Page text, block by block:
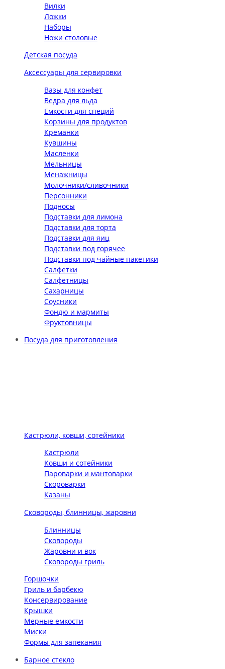
Вилки
Ложки
Наборы
Ножи столовые
Детская посуда
Аксессуары для сервировки
Вазы для конфет
Ведра для льда
Ёмкости для специй
Корзины для продуктов
Креманки
Кувшины
Масленки
Мельницы
Менажницы
Молочники/сливочники
Персонники
Подносы
Подставки для лимона
Подставки для торта
Подставки для яиц
Подставки под горячее
Подставки под чайные пакетики
Салфетки
Салфетницы
Сахарницы
Соусники
Фондю и мармиты
Фруктовницы
Посуда для приготовления
Кастрюли, ковши, сотейники
Кастрюли
Ковши и сотейники
Пароварки и мантоварки
Скороварки
Казаны
Сковороды, блинницы, жаровни
Блинницы
Сковороды
Жаровни и вок
Сковороды гриль
Горшочки
Гриль и барбекю
Консервирование
Крышки
Мерные емкости
Миски
Формы для запекания
Барное стекло